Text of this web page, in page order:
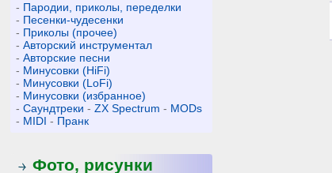
- Пародии, приколы, переделки
- Песенки-чудесенки
- Приколы (прочее)
-Авторский инструментал
-Авторские песни
- Минусовки (HiFi)
- Минусовки (LoFi)
- Минусовки (избранное)
-Саундтреки -ZX Spectrum - MODs
- MIDI - Пранк
Фото, рисунки